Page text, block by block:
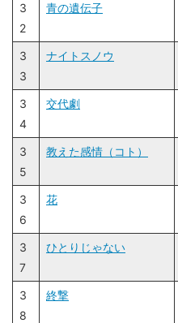
3
2
青の遺伝子
3
3
ナイトスノウ
3
4
交代劇
3
5
教えた感情（コト）
3
6
花
3
7
ひとりじゃない
3
8
終撃